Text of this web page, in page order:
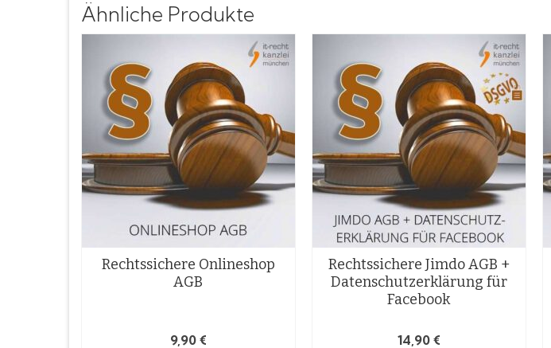
Ähnliche Produkte
Rechtssichere Onlineshop
AGB
9,90€
Rechtssichere Jimdo AGB +
Datenschutzerklärung für
Facebook
14,90€